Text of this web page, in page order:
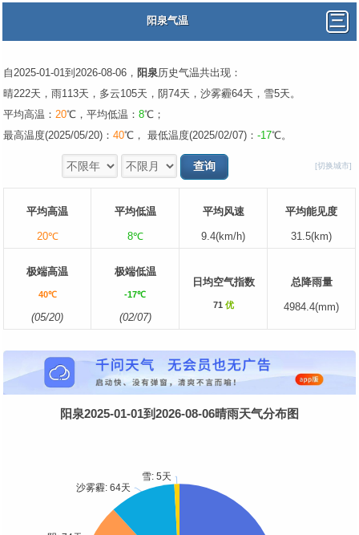
阳泉气温
自2025-01-01到2026-08-06， 阳泉历史气温共出现：
晴222天，雨113天，多云105天，阴74天，沙雾霾64天，雪5天。
平均高温： 20℃，平均低温： 8℃；
最高温度(2025/05/20)： 40℃， 最低温度(2025/02/07)： -17℃。
[切换城市]
平均高温
20℃
平均低温
8℃
平均风速
9.4(km/h)
平均能见度
31.5(km)
极端高温
40℃
(05/20)
极端低温
-17℃
(02/07)
日均空气指数
71 优
总降雨量
4984.4(mm)
阳泉2025-01-01到2026-08-06晴雨天气分布图